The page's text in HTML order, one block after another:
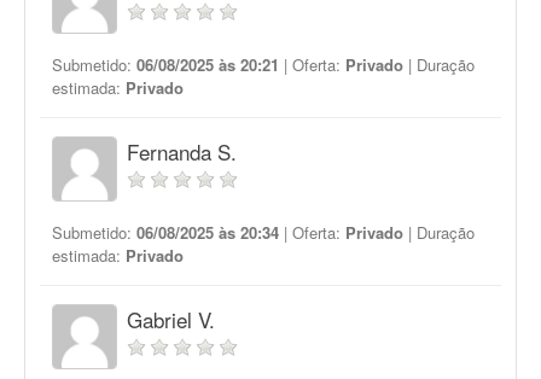
Submetido: 06/08/2025 às 20:21 | Oferta: Privado | Duração
estimada: Privado
Fernanda S.
Submetido: 06/08/2025 às 20:34 | Oferta: Privado | Duração
estimada: Privado
Gabriel V.